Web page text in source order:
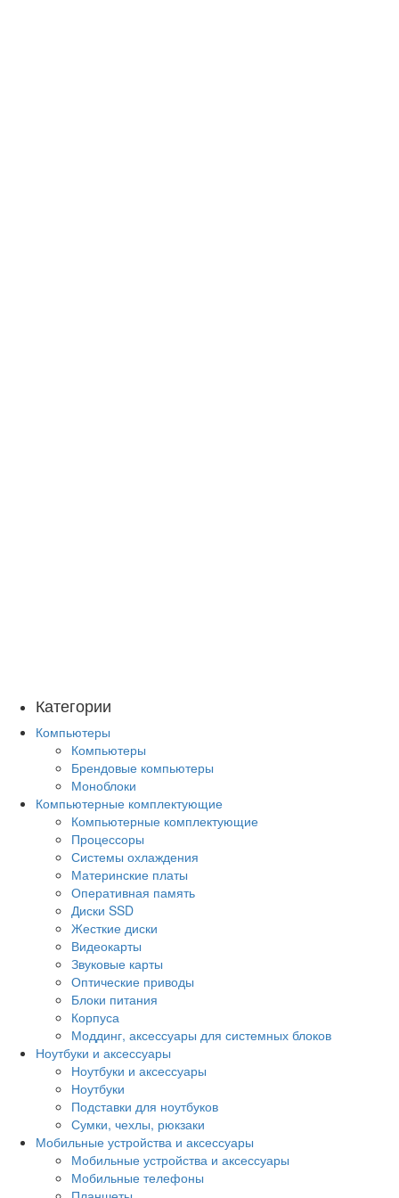
Категории
Компьютеры
Компьютеры
Брендовые компьютеры
Моноблоки
Компьютерные комплектующие
Компьютерные комплектующие
Процессоры
Системы охлаждения
Материнские платы
Оперативная память
Диски SSD
Жесткие диски
Видеокарты
Звуковые карты
Оптические приводы
Блоки питания
Корпуса
Моддинг, аксессуары для системных блоков
Ноутбуки и аксессуары
Ноутбуки и аксессуары
Ноутбуки
Подставки для ноутбуков
Сумки, чехлы, рюкзаки
Мобильные устройства и аксессуары
Мобильные устройства и аксессуары
Мобильные телефоны